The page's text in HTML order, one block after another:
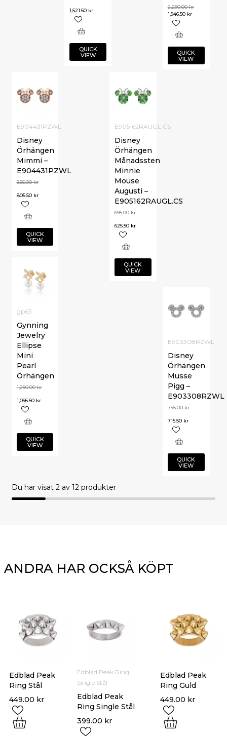
1,521.50 kr
QUICK
VIEW
2,290.00kr
1,946.50 kr
QUICK
VIEW
E904431PZWL
Disney
Örhängen
Mimmi –
E904431PZWL
895.00kr
805.50 kr
QUICK
VIEW
E905162RAUGL.CS
Disney
Örhängen
Månadssten
Minnie
Mouse
Augusti –
E905162RAUGL.CS
695.00kr
625.50 kr
QUICK
VIEW
gp63
Gynning
Jewelry
Ellipse
Mini
Pearl
Örhängen
1,290.00kr
1,096.50 kr
QUICK
VIEW
E903308RZWL
Disney
Örhängen
Musse
Pigg –
E903308RZWL
795.00kr
715.50 kr
QUICK
VIEW
Du har visat 2av 12 produkter
ANDRA HAR OCKSÅ KÖPT
Edblad Peak
Ring Stål
449.00 kr
Edblad Peak
Ring Guld
449.00 kr
Edblad Peak Ring
Single Stål
Edblad Peak
Ring Single Stål
399.00 kr